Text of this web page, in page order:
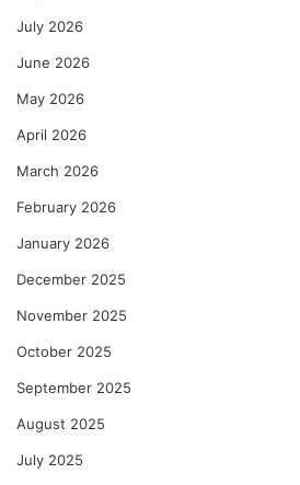
July 2026
June 2026
May 2026
April 2026
March 2026
February 2026
January 2026
December 2025
November 2025
October 2025
September 2025
August 2025
July 2025